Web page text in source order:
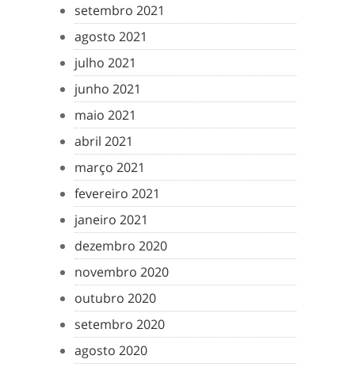
setembro 2021
agosto 2021
julho 2021
junho 2021
maio 2021
abril 2021
março 2021
fevereiro 2021
janeiro 2021
dezembro 2020
novembro 2020
outubro 2020
setembro 2020
agosto 2020